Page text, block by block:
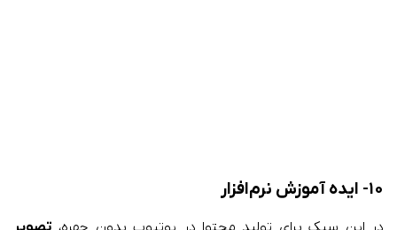
۱۰- ایده آموزش نرم‌افزار